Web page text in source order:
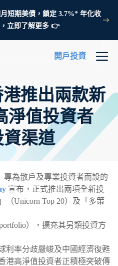
短期美債，鎖定 3.7%* 年化收
立即了解更多 👉
開戶投資
港推出兩款新
淨值投資者
資渠道
專為散戶及專業投資者而設的
宣布，正式推出兩項全新投
Unicorn Top 20）及「多策
portfolio），擴充其另類投資方
利率分歧嚴峻及中國經濟復甦
港高淨值投資者正積極突破傳